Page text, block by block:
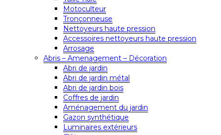
Motoculteur
Tronçonneuse
Nettoyeurs haute pression
Accessoires nettoyeurs haute pression
Arrosage
Abris – Amenagement – Décoration
Abri de jardin
Abri de jardin métal
Abri de jardin bois
Coffres de jardin
Aménagement du jardin
Gazon synthétique
Luminaires extérieurs